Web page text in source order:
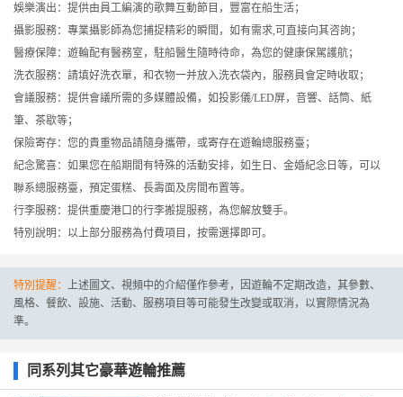
娛樂演出：提供由員工編演的歌舞互動節目，豐富在船生活；
攝影服務：專業攝影師為您捕捉精彩的瞬間，如有需求,可直接向其咨詢；
醫療保障：遊輪配有醫務室，駐船醫生隨時待命，為您的健康保駕護航；
洗衣服務：請填好洗衣單，和衣物一并放入洗衣袋內，服務員會定時收取；
會議服務：提供會議所需的多媒體設備，如投影儀/LED屏，音響、話筒、紙
筆、茶歇等；
保險寄存：您的貴重物品請隨身攜帶，或寄存在遊輪總服務臺；
紀念驚喜：如果您在船期間有特殊的活動安排，如生日、金婚紀念日等，可以
聯系總服務臺，預定蛋糕、長壽面及房間布置等。
行李服務：提供重慶港口的行李搬提服務，為您解放雙手。
特別說明：以上部分服務為付費項目，按需選擇即可。
特別提醒： 上述圖文、視頻中的介紹僅作參考，因遊輪不定期改造，其參數、
風格、餐飲、設施、活動、服務項目等可能發生改變或取消，以實際情況為
準。
同系列其它豪華遊輪推薦